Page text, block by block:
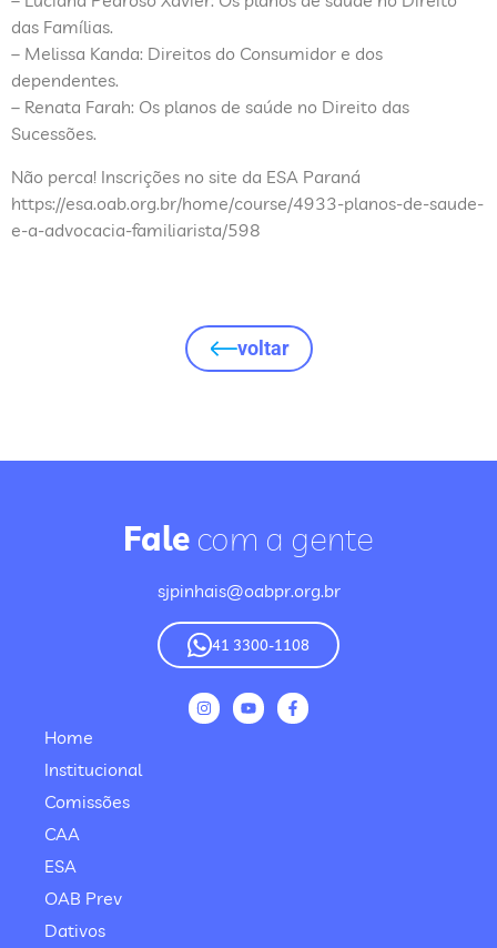
das Famílias.
– Melissa Kanda: Direitos do Consumidor e dos
dependentes.
– Renata Farah: Os planos de saúde no Direito das
Sucessões.
Não perca! Inscrições no site da ESA Paraná
https://esa.oab.org.br/home/course/4933-planos-de-saude-
e-a-advocacia-familiarista/598
voltar
Fale com a gente
sjpinhais@oabpr.org.br
41 3300-1108
Home
Institucional
Comissões
CAA
ESA
OAB Prev
Dativos